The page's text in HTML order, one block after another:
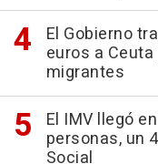
El Gobierno
euros a
migrantes
El IMV llegó
personas, un
Social